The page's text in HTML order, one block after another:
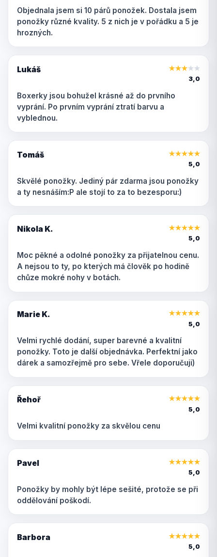
Objednala jsem si 10 párů ponožek. Dostala jsem
ponožky různé kvality. 5 z nich je v pořádku a 5 je
hrozných.
Lukáš ★★★★★
3,0
Boxerky jsou bohužel krásné až do prvního
vyprání. Po prvním vyprání ztratí barvu a
vyblednou.
Tomáš ★★★★★
5,0
Skvělé ponožky. Jediný pár zdarma jsou ponožky
a ty nesnáším:P ale stojí to za to bezesporu:)
Nikola K. ★★★★★
5,0
Moc pěkné a odolné ponožky za přijatelnou cenu.
A nejsou to ty, po kterých má člověk po hodině
chůze mokré nohy v botách.
Marie K. ★★★★★
5,0
Velmi rychlé dodání, super barevné a kvalitní
ponožky. Toto je další objednávka. Perfektní jako
dárek a samozřejmě pro sebe. Vřele doporučuji)
Řehoř ★★★★★
5,0
Velmi kvalitní ponožky za skvělou cenu
Pavel ★★★★★
5,0
Ponožky by mohly být lépe sešité, protože se při
oddělování poškodí.
Barbora ★★★★★
5,0